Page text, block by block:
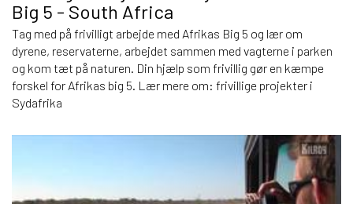
Big 5 - South Africa
Tag med på frivilligt arbejde med Afrikas Big 5 og lær om
dyrene, reservaterne, arbejdet sammen med vagterne i parken
og kom tæt på naturen. Din hjælp som frivillig gør en kæmpe
forskel for Afrikas big 5. Lær mere om: frivillige projekter i
Sydafrika